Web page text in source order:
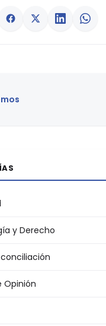
y Derecho
Opinión